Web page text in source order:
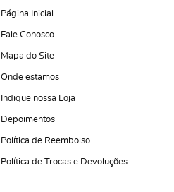
Página Inicial
Fale Conosco
Mapa do Site
Onde estamos
Indique nossa Loja
Depoimentos
Política de Reembolso
Política de Trocas e Devoluções